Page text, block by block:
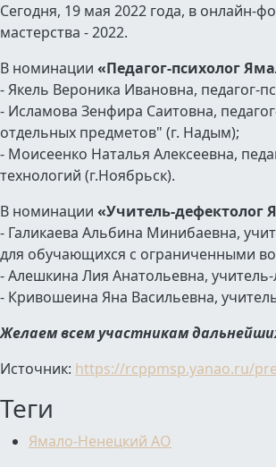
Сегодня, 19 мая 2022 года, в онлайн-
мастерства - 2022.
В номинации «Педагог-психолог
- Якель Вероника Ивановна, педагог-
- Исламова Зенфира Саитовна,
отдельных предметов" (г. Надым);
- Моисеенко Наталья Алексеевна,
технологий (г.Ноябрьск).
В номинации «Учитель-дефектолог
- Галикаева Альбина Минибаевна,
для обучающихся с ограниченными
- Алешкина Лия Анатольевна,
- Кривошеина Яна Васильевна,
Желаем всем участникам
Источник: https://rcppmsp.yanao.ru/
Теги
Ямало-Ненецкий АО